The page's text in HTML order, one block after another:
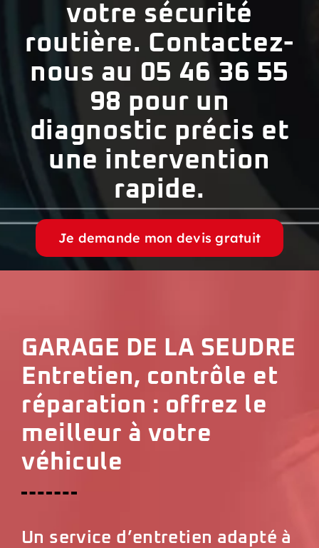
votre sécurité
routière. Contactez-
nous au 05 46 36 55
98 pour un
diagnostic précis et
une intervention
rapide.
Je demande mon devis gratuit
GARAGE DE LA SEUDRE
Entretien, contrôle et
réparation : offrez le
meilleur à votre
véhicule
Un service d’entretien adapté à